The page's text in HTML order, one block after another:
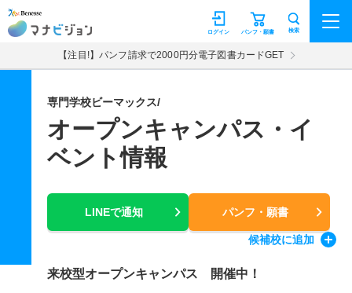
マナビジョン パンフ・願書
ログイン 検索
【注目!】パンフ請求で2000円分電子図書カードGET
専門学校ビーマックス/
オープンキャンパス・イ
ベント情報
LINEで通知 パンフ・願書
候補校に追加
来校型オープンキャンパス 開催中！